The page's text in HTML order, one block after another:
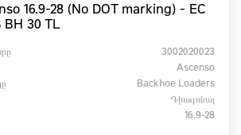
16.9-28 (No DOT marking) - EC
BH 30 TL
3002020023
Ascenso
Backhoe Loaders
Դիագոնալ
16.9-28